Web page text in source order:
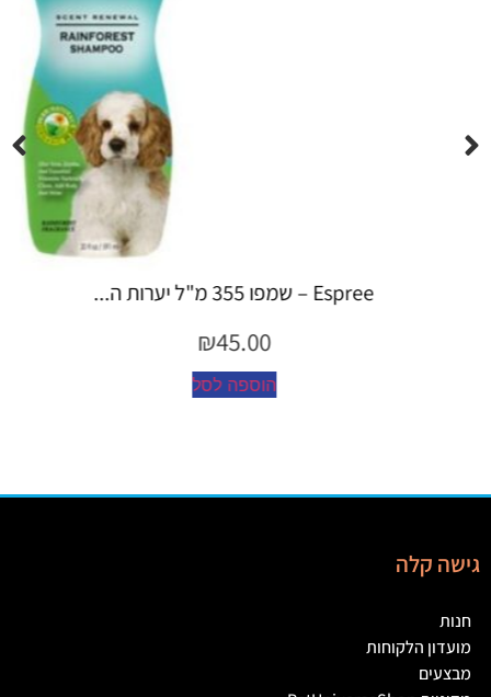
Espree – שמפו 355 מ"ל יערות ה...
₪45.00
הוספה לסל
גישה קלה
חנות
מועדון הלקוחות
מבצעים